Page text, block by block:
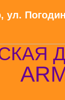
ул.